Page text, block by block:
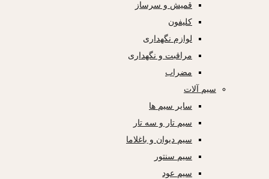
قمیش و سرساز
کلیفون
لوازم نگهداری
مراقبت و نگهداری
مضراب
سیم آلات
سایر سیم ها
سیم تار و سه تار
سیم دیوان و باغلاما
سیم سنتور
سیم عود